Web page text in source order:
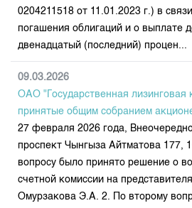
0204211518 от 11.01.2023 г.) в
погашения облигаций и о выплате
двенадцатый (последний) процен...
09.03.2026
ОАО "Государственная лизинговая
принятые общим собранием
27 февраля 2026 года,
проспект Чынгыза Айтматова 177,
вопросу было принято решение о
счетной комиссии на
Омурзакова Э.А. 2. По второму